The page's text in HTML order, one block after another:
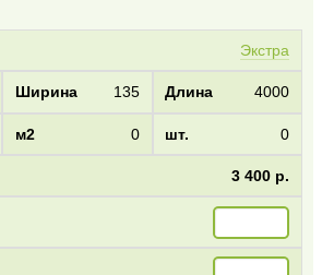
Экстра
135 4000
0 0
3 400 р.